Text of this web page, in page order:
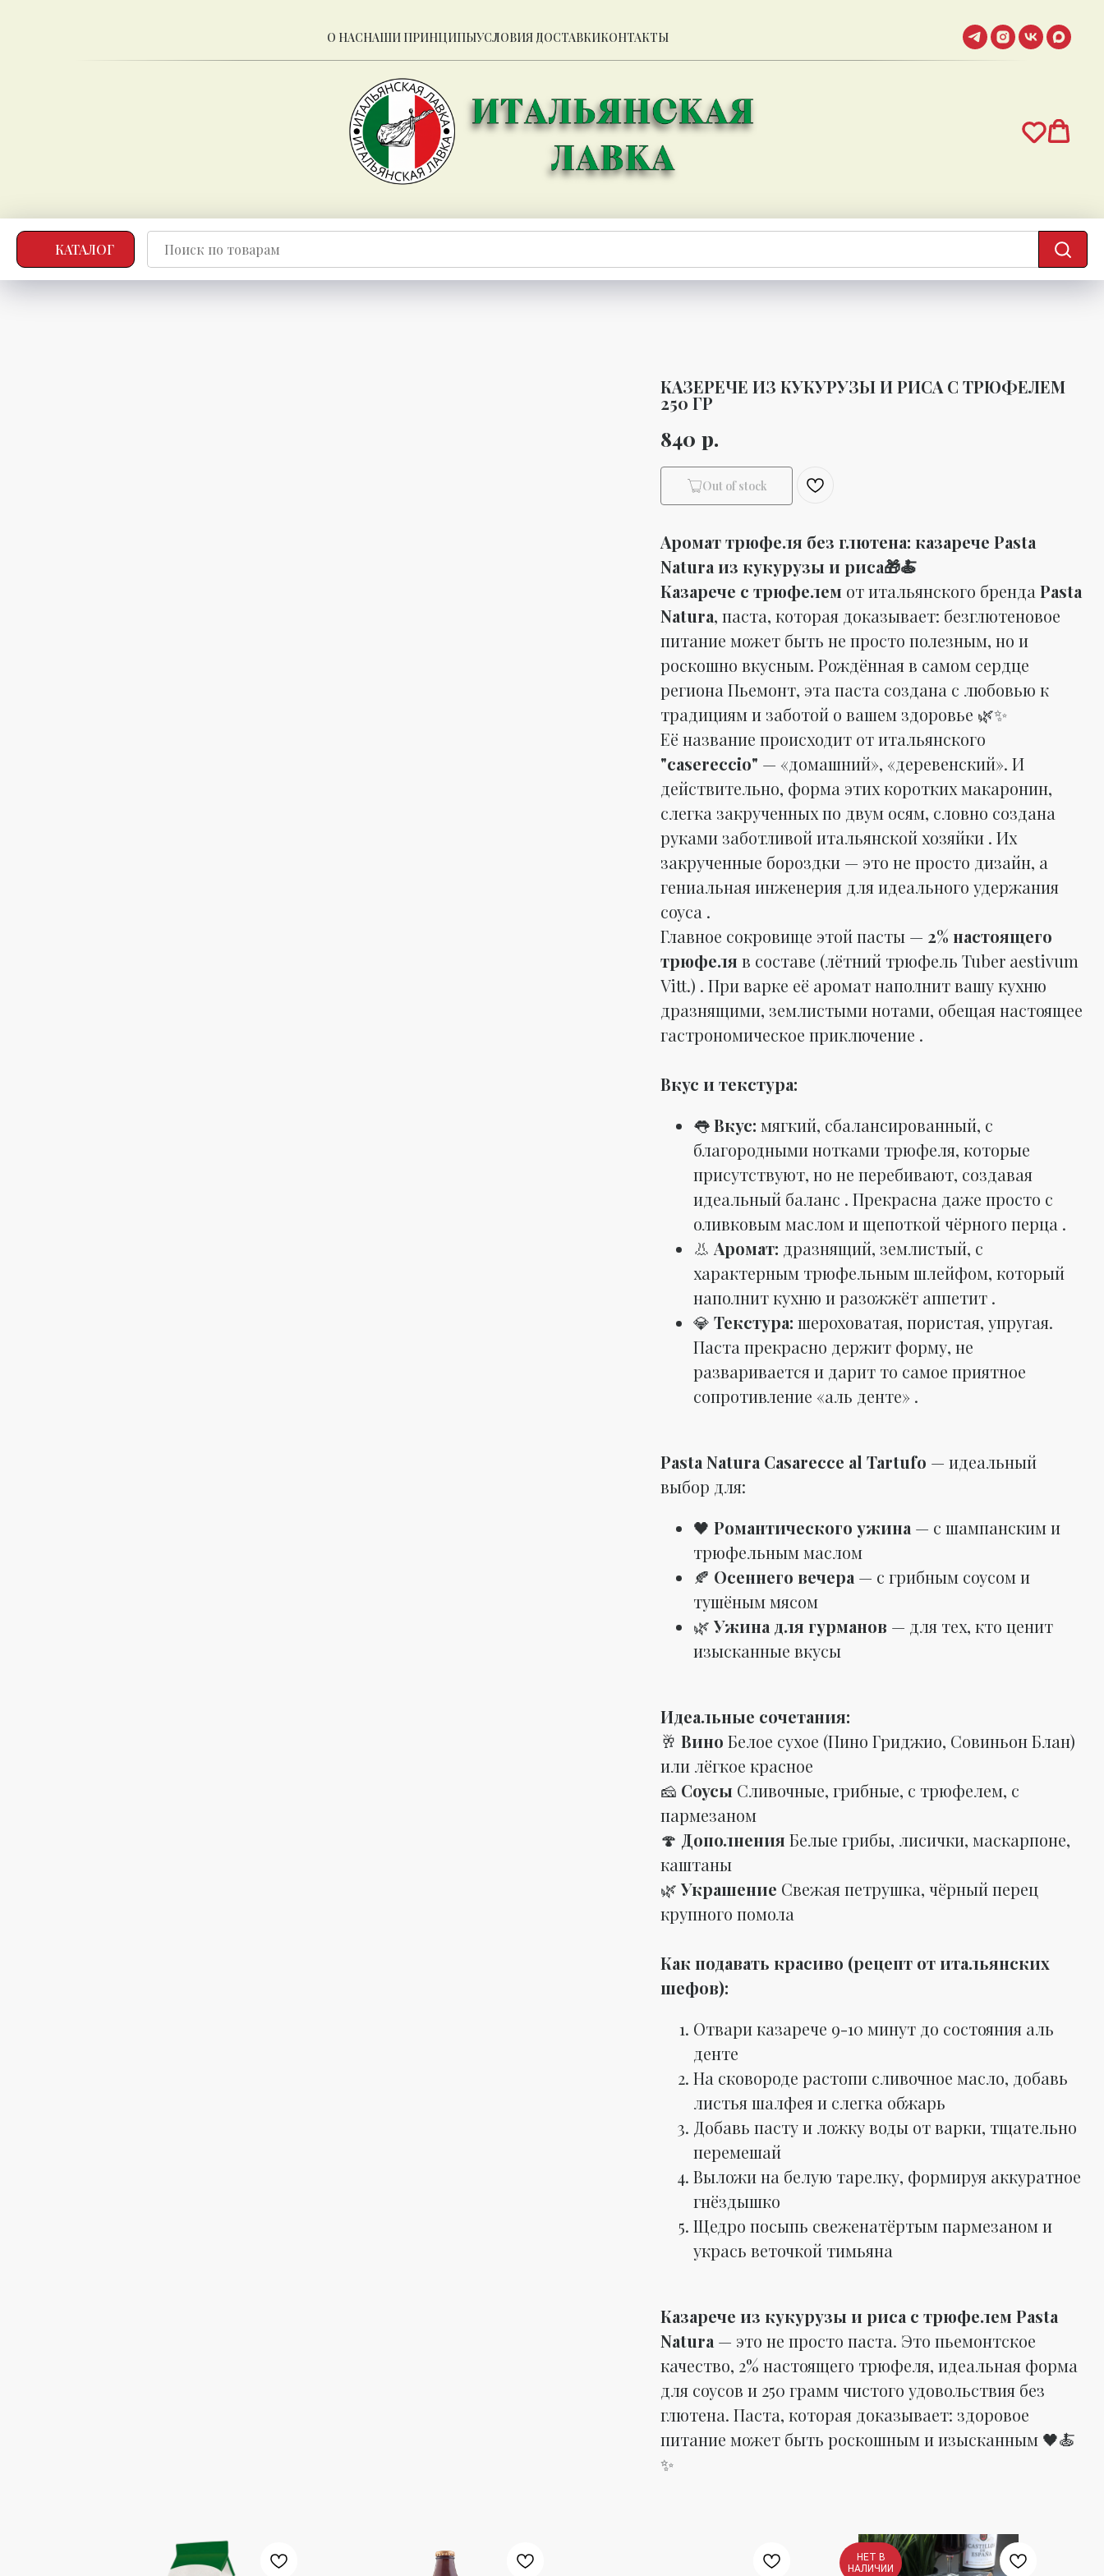
О НАСНАШИ ПРИНЦИПЫУСЛОВИЯ ДОСТАВКИКОНТАКТЫ
КАТАЛОГ
КАЗЕРЕЧЕ ИЗ КУКУРУЗЫ И РИСА С ТРЮФЕЛЕМ
250 ГР
840 р.
Out of stock
Аромат трюфеля без глютена: казарече Pasta
Natura из кукурузы и риса🎁🍝
Казарече с трюфелем от итальянского бренда Pasta
Natura, паста, которая доказывает: безглютеновое
питание может быть не просто полезным, но и
роскошно вкусным. Рождённая в самом сердце
региона Пьемонт, эта паста создана с любовью к
традициям и заботой о вашем здоровье 🌿✨
Её название происходит от итальянского
"casereccio" — «домашний», «деревенский». И
действительно, форма этих коротких макаронин,
слегка закрученных по двум осям, словно создана
руками заботливой итальянской хозяйки . Их
закрученные бороздки — это не просто дизайн, а
гениальная инженерия для идеального удержания
соуса .
Главное сокровище этой пасты — 2% настоящего
трюфеля в составе (лётний трюфель Tuber aestivum
Vitt.) . При варке её аромат наполнит вашу кухню
дразнящими, землистыми нотами, обещая настоящее
гастрономическое приключение .
Вкус и текстура:
👅Вкус: мягкий, сбалансированный, с
благородными нотками трюфеля, которые
присутствуют, но не перебивают, создавая
идеальный баланс . Прекрасна даже просто с
оливковым маслом и щепоткой чёрного перца .
👃 Аромат: дразнящий, землистый, с
характерным трюфельным шлейфом, который
наполнит кухню и разожжёт аппетит .
💎 Текстура: шероховатая, пористая, упругая.
Паста прекрасно держит форму, не
разваривается и дарит то самое приятное
сопротивление «аль денте» .
Pasta Natura Casarecce al Tartufo — идеальный
выбор для:
🖤 Романтического ужина — с шампанским и
трюфельным маслом
🍂 Осеннего вечера — с грибным соусом и
тушёным мясом
🌿 Ужина для гурманов — для тех, кто ценит
изысканные вкусы
Идеальные сочетания:
🥂 Вино Белое сухое (Пино Гриджио, Совиньон Блан)
или лёгкое красное
🧀 Соусы Сливочные, грибные, с трюфелем, с
пармезаном
🍄 Дополнения Белые грибы, лисички, маскарпоне,
каштаны
🌿 Украшение Свежая петрушка, чёрный перец
крупного помола
Как подавать красиво (рецепт от итальянских
шефов):
Отвари казарече 9-10 минут до состояния аль
денте
На сковороде растопи сливочное масло, добавь
листья шалфея и слегка обжарь
Добавь пасту и ложку воды от варки, тщательно
перемешай
Выложи на белую тарелку, формируя аккуратное
гнёздышко
Щедро посыпь свеженатёртым пармезаном и
укрась веточкой тимьяна
Казарече из кукурузы и риса с трюфелем Pasta
Natura — это не просто паста. Это пьемонтское
качество, 2% настоящего трюфеля, идеальная форма
для соусов и 250 грамм чистого удовольствия без
глютена. Паста, которая доказывает: здоровое
питание может быть роскошным и изысканным 🖤🍝
✨
НЕТ В
НАЛИЧИИ